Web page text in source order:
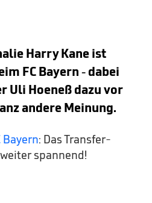
Harry Kane ist
FC Bayern - dabei
Uli Hoeneß dazu vor
andere Meinung.
Bayern: Das Transfer-
spannend!